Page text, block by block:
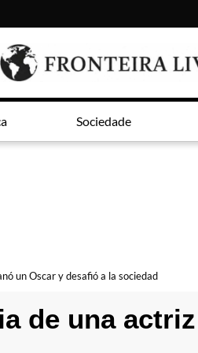
Sociedade
un Oscar y desafió a la sociedad
de una